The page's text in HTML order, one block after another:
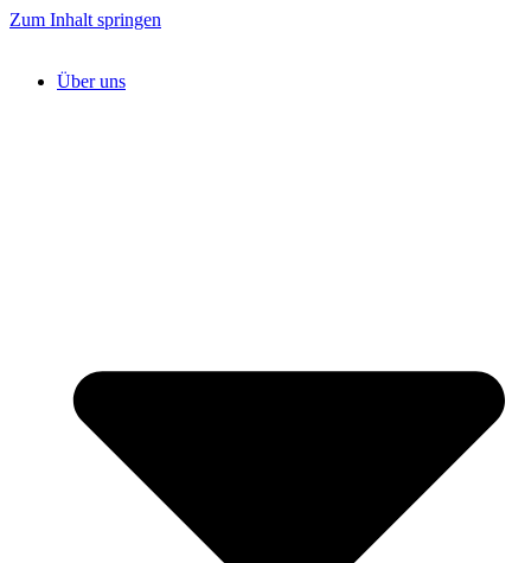
Zum Inhalt springen
Über uns